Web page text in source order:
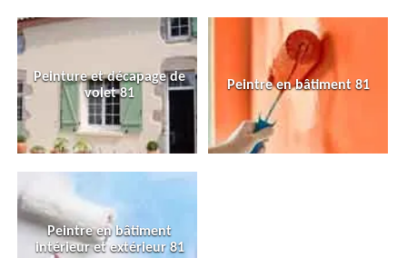
Peinture et décapage de
volet 81
Peintre en bâtiment 81
Peintre en bâtiment
intérieur et extérieur 81